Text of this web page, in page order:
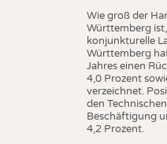
Wie groß der
Württemberg
konjunkturelle
Württemberg
Jahres einen
4,0 Prozent
verzeichnet.
den
Beschäftigung
4,2 Prozent.